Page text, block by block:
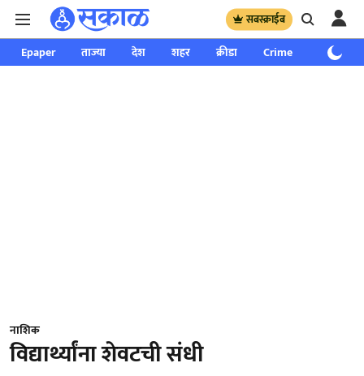
सबस्क्राईब
Epaper ताज्या देश शहर क्रीडा Crime साप्ताहिक
नाशिक
विद्यार्थ्यांना शेवटची संधी